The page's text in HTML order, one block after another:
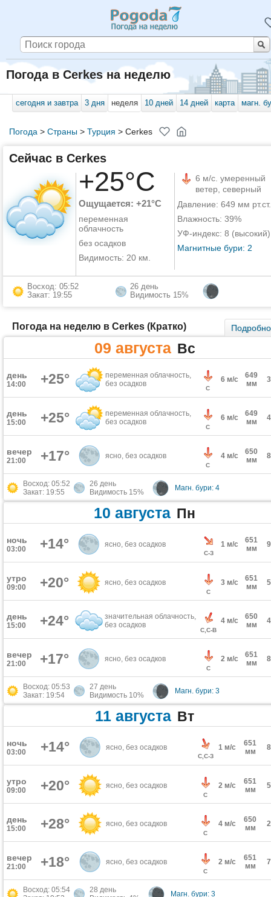
Погода в Cerkes на неделю
сегодня и завтра 3 дня неделя 10 дней 14 дней карта магн.
Погода > Страны> Турция > Cerkes
Сейчас в Cerkes
+25°C
Ощущается: +21°C
переменная
облачность
без осадков
Видимость: 20 км.
6 м/с. умеренный
ветер, северный
Давление: 649 мм рт.ст.
Влажность: 39%
УФ-индекс: 8 (высокий)
Магнитные бури: 2
Восход: 05:52
Закат: 19:55
26 день
Видимость 15%
Погода на неделю в Cerkes (Кратко) Подробно
09 августа Вс
день
14:00 +25°
переменная облачность,
без осадков
С
6 м/с
649
мм
день
15:00 +25°
переменная облачность,
без осадков
С
6 м/с
649
мм
вечер
21:00 +17° ясно, без осадков
С
4 м/с
650
мм
Восход: 05:52
Закат: 19:55
26 день
Видимость 15%
Магн. бури: 4
10 августа Пн
ночь
03:00 +14° ясно, без осадков
С-З
1 м/с
651
мм
утро
09:00 +20° ясно, без осадков
С
3 м/с
651
мм
день
15:00 +24°
значительная облачность,
без осадков
С,С-В
4 м/с
650
мм
вечер
21:00 +17° ясно, без осадков
С
2 м/с
651
мм
Восход: 05:53
Закат: 19:54
27 день
Видимость 10%
Магн. бури: 3
11 августа Вт
ночь
03:00 +14° ясно, без осадков
С,С-З
1 м/с
651
мм
утро
09:00 +20° ясно, без осадков
С
2 м/с
651
мм
день
15:00 +28° ясно, без осадков
С
4 м/с
650
мм
вечер
21:00 +18° ясно, без осадков
С
2 м/с
651
мм
Восход: 05:54
28 день
Магн. бури: 3